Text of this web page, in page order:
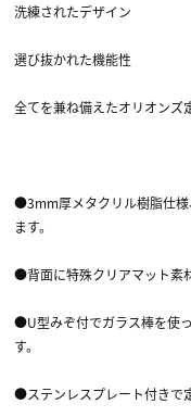
洗練されたデザイン
選び抜かれた機能性
全てを兼ね備えたオリオンズ
●3mm厚メタクリル樹脂仕様
ます。
●背面に特殊クリアマット素
●U型みぞ付でガラス棒を使
す。
●ステンレスプレート付きで